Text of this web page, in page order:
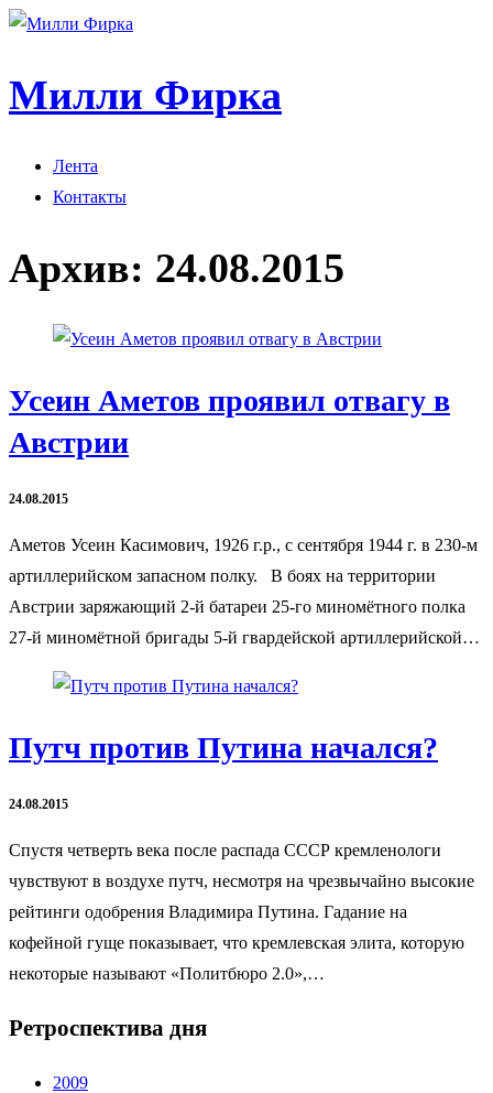
Милли Фирка
Лента
Контакты
Архив: 24.08.2015
Усеин Аметов проявил отвагу в
Австрии
24.08.2015
Аметов Усеин Касимович, 1926 г.р., с сентября 1944 г. в 230-м
артиллерийском запасном полку. В боях на территории
Австрии заряжающий 2-й батареи 25-го миномётного полка
27-й миномётной бригады 5-й гвардейской артиллерийской…
Путч против Путина начался?
24.08.2015
Спустя четверть века после распада СССР кремленологи
чувствуют в воздухе путч, несмотря на чрезвычайно высокие
рейтинги одобрения Владимира Путина. Гадание на
кофейной гуще показывает, что кремлевская элита, которую
некоторые называют «Политбюро 2.0»,…
Ретроспектива дня
2009